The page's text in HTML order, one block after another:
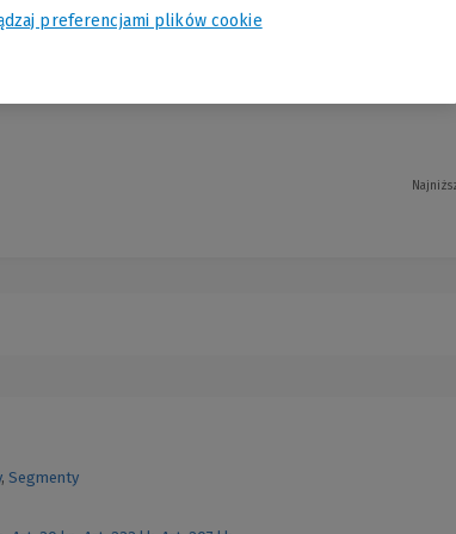
etapów sprawy: od analizy umowy i identyfikacji klauzul
roszczeń i środki odwoławcze. W książce znajdują się również
, Segmenty
preferencjami plików cookie